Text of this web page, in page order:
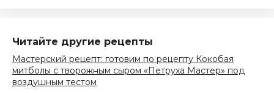
Читайте другие рецепты
Мастерский рецепт: готовим по рецепту Кокобая
митболы с творожным сыром «Петруха Мастер» под
воздушным тестом